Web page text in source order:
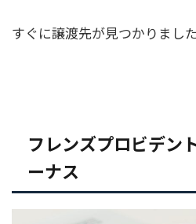
すぐに譲渡先が見つかりました
フレンズプロビデン
ーナス